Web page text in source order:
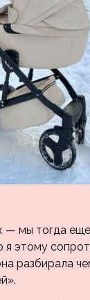
мы тогда
этому
разбирала